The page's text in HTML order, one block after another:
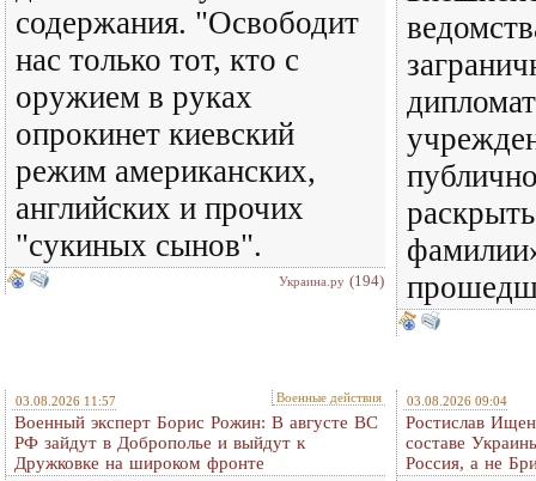
содержания. "Освободит
нас только тот, кто с
оружием в руках
опрокинет киевский
режим американских,
английских и прочих
"сукиных сынов".
Украина.ру (194)
03.08.2026 11:57 Военные действия
Военный эксперт Борис Рожин: В августе ВС
РФ зайдут в Доброполье и выйдут к
Дружковке на широком фронте
03.08.2026 09:04
Ростислав
составе
Россия, а не